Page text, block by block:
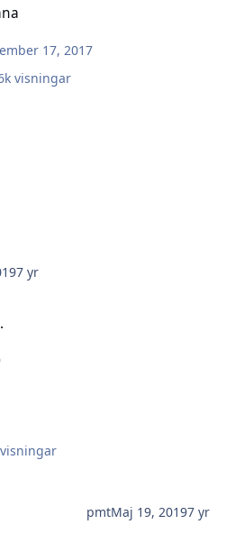
17, 2017
visningar
7 yr
pmtMaj 19, 20197 yr